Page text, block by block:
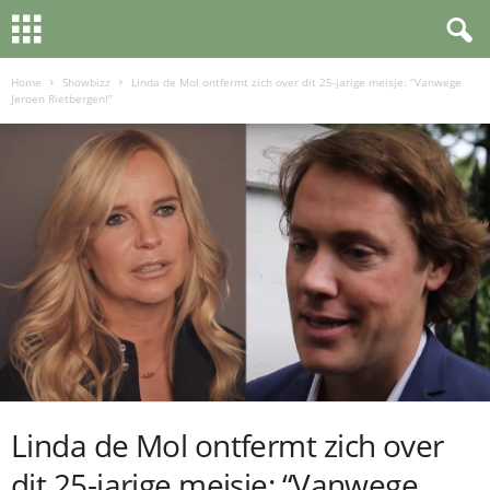
Home Showbizz
Linda de Mol ontfermt zich over dit 25-jarige meisje: “Vanwege
Jeroen Rietbergen!”
Linda de Mol ontfermt zich over